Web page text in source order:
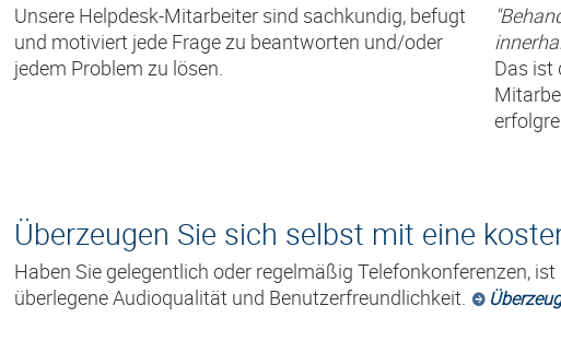
Unsere Helpdesk-Mitarbeiter sind sachkundig, befugt
und motiviert jede Frage zu beantworten und/oder
jedem Problem zu lösen.
Das ist
Überzeugen Sie sich selbst mit eine
Haben Sie gelegentlich oder regelmäßig Telefonkonferenzen,
überlegene Audioqualität und Benutzerfreundlichkeit.